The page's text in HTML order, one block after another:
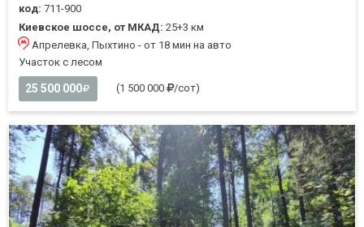
код: 711-900
Киевское шоссе, от МКАД: 25+3 км
Апрелевка, Пыхтино - от 18 мин на авто
Участок с лесом
25 500 000 (1 500 000 /сот)